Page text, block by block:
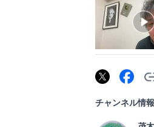
チャンネル情報